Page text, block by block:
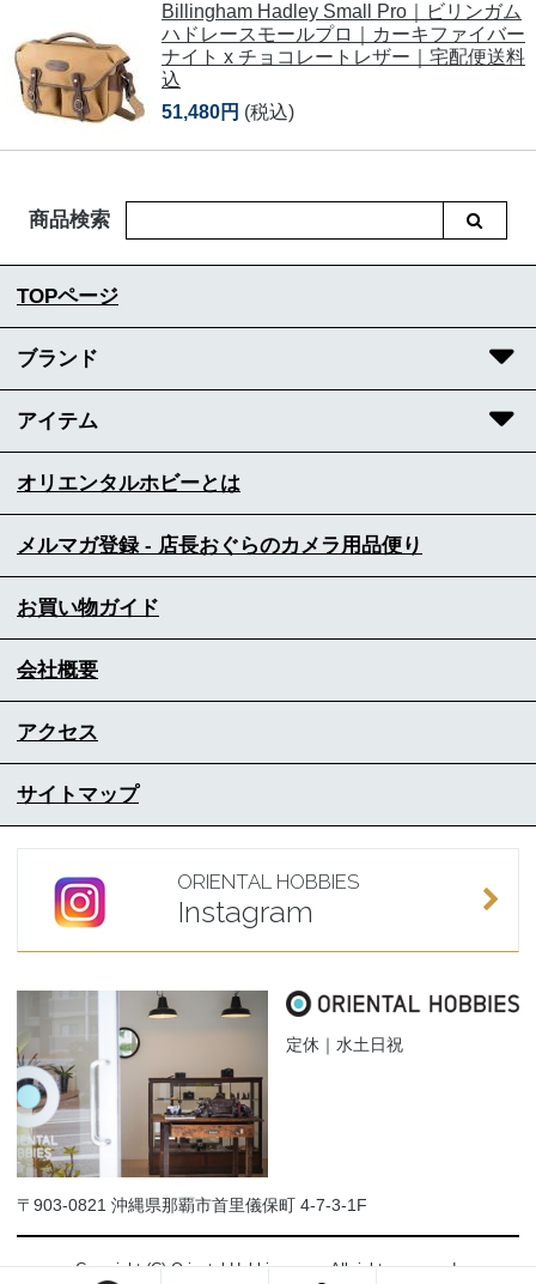
Billingham Hadley Small Pro｜ビリンガム
ハドレースモールプロ｜カーキファイバー
ナイト x チョコレートレザー｜宅配便送料
込
51,480円 (税込)
商品検索
TOPページ
ブランド
アイテム
オリエンタルホビーとは
メルマガ登録 - 店長おぐらのカメラ用品便り
お買い物ガイド
会社概要
アクセス
サイトマップ
ORIENTAL HOBBIES
Instagram
定休｜水土日祝
〒903-0821 沖縄県那覇市首里儀保町 4-7-3-1F
Copyright (C) Oriental-Hobbies.com. All rights reserved.